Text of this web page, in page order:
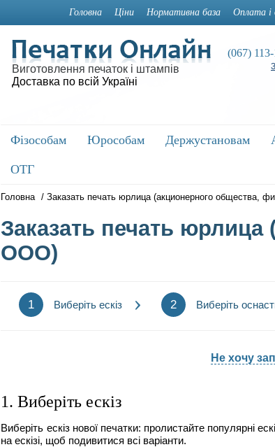
Головна Ціни Нормативна база Оплата і
Виготовлення печаток і штампів
Доставка по всій Україні
(067)
Фізособам
Фізособам Юрособам
Юрособам Держустановам
Держустановам
ОТГ
ОТГ
Головна /Заказать печать юрлица (акционерного общества,
Заказать печать
ООО)
1 Виберіть ескіз 2 Виберіть
Не хочу
1. Виберіть ескіз
Виберіть ескіз нової печатки: пролистайте популярні
на ескізі, щоб подивитися всі варіанти.